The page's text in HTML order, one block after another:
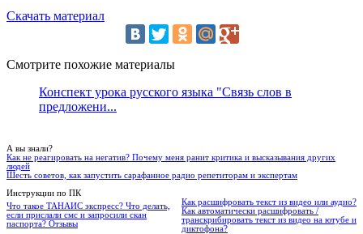
Скачать материал
Смотрите похожие материалы
Конспект урока русского языка "Связь слов в
предложени...
А вы знали?
Как не реагировать на негатив? Почему меня ранит критика и высказывания других
людей
Шесть советов, как запустить сарафанное радио репетиторам и экспертам
Инструкции по ПК
Что такое ТАНАИС экспресс? Что делать,
если прислали смс и запросили скан
паспорта? Отзывы
Как расшифровать текст из видео или аудио?
Как автоматически расшифровать /
транскрибировать текст из видео на ютубе и
диктофона?